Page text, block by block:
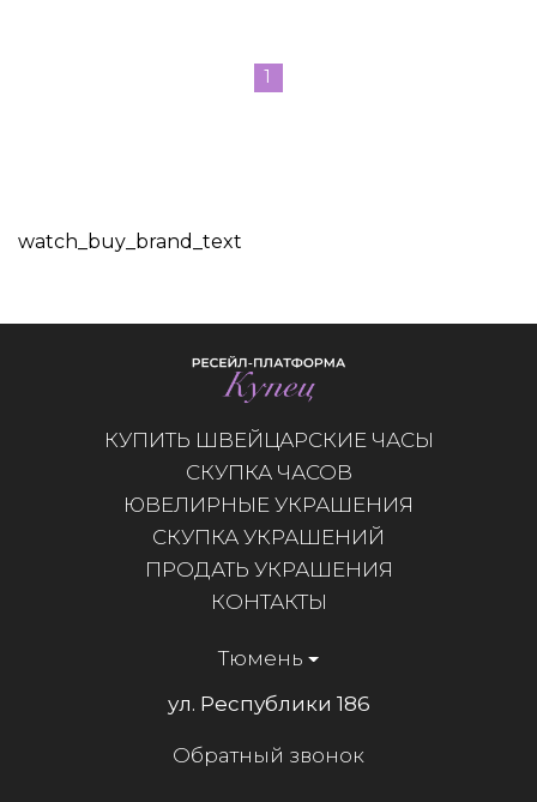
1
watch_buy_brand_text
КУПИТЬ ШВЕЙЦАРСКИЕ ЧАСЫ
СКУПКА ЧАСОВ
ЮВЕЛИРНЫЕ УКРАШЕНИЯ
СКУПКА УКРАШЕНИЙ
ПРОДАТЬ УКРАШЕНИЯ
КОНТАКТЫ
Тюмень
ул. Республики 186
Обратный звонок